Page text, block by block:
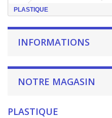
PLASTIQUE
INFORMATIONS
NOTRE MAGASIN
PLASTIQUE